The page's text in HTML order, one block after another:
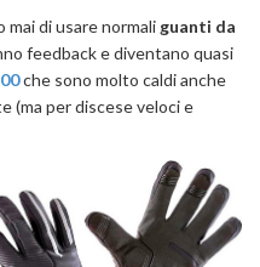
mai di usare normaliguanti da
feedback e diventano quasi
che sono molto caldi anche
(ma per discese veloci e